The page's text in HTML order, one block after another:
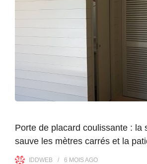
Porte de placard coulissante : la
sauve les mètres carrés et la
IDDWEB 6 MOISAGO